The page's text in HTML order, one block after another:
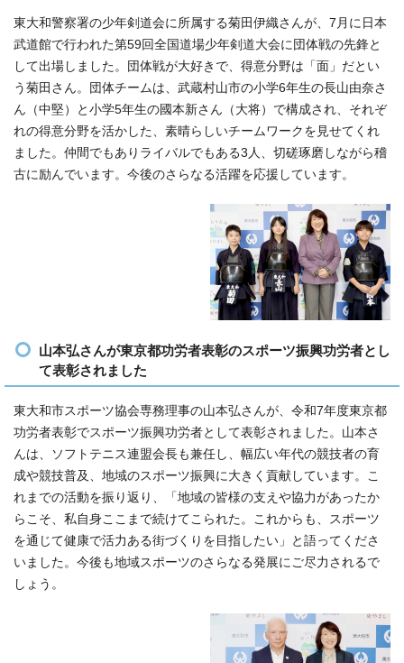
東大和警察署の少年剣道会に所属する菊田伊織さんが、7月に日本
武道館で行われた第59回全国道場少年剣道大会に団体戦の先鋒と
して出場しました。団体戦が大好きで、得意分野は「面」だとい
う菊田さん。団体チームは、武蔵村山市の小学6年生の長山由奈さ
ん（中堅）と小学5年生の國本新さん（大将）で構成され、それぞ
れの得意分野を活かした、素晴らしいチームワークを見せてくれ
ました。仲間でもありライバルでもある3人、切磋琢磨しながら稽
古に励んでいます。今後のさらなる活躍を応援しています。
山本弘さんが東京都功労者表彰のスポーツ振興功労者とし
て表彰されました
東大和市スポーツ協会専務理事の山本弘さんが、令和7年度東京都
功労者表彰でスポーツ振興功労者として表彰されました。山本さ
んは、ソフトテニス連盟会長も兼任し、幅広い年代の競技者の育
成や競技普及、地域のスポーツ振興に大きく貢献しています。こ
れまでの活動を振り返り、「地域の皆様の支えや協力があったか
らこそ、私自身ここまで続けてこられた。これからも、スポーツ
を通じて健康で活力ある街づくりを目指したい」と語ってくださ
いました。今後も地域スポーツのさらなる発展にご尽力されるで
しょう。